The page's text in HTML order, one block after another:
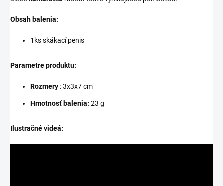
Obsah balenia:
1ks skákací penis
Parametre produktu:
Rozmery :3x3x7 cm
Hmotnosť balenia: 23 g
Ilustračné videá: